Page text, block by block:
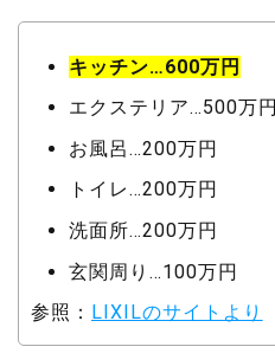
キッチン…600万円
エクステリア…500万円
お風呂…200万円
トイレ…200万円
洗面所…200万円
玄関周り…100万円
参照： LIXILのサイトより